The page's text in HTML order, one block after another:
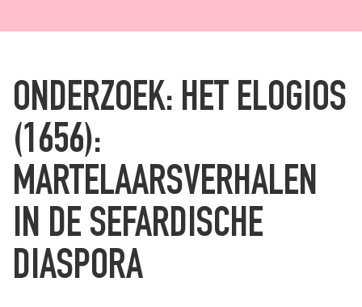
ONDERZOEK: HET ELOGIOS
(1656):
MARTELAARSVERHALEN
IN DE SEFARDISCHE
DIASPORA